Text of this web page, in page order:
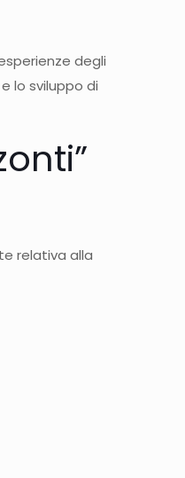
degli
lo sviluppo di
relativa alla